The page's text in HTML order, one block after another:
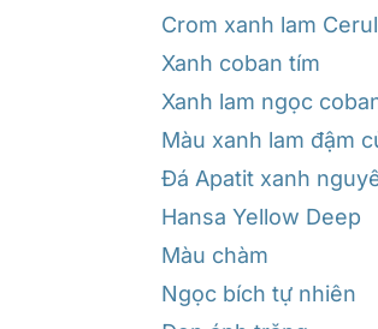
Crom xanh lam
Xanh coban tím
Xanh lam ngọc
Màu xanh lam đậm
Đá Apatit xanh
Hansa Yellow Deep
Màu chàm
Ngọc bích tự nhiên